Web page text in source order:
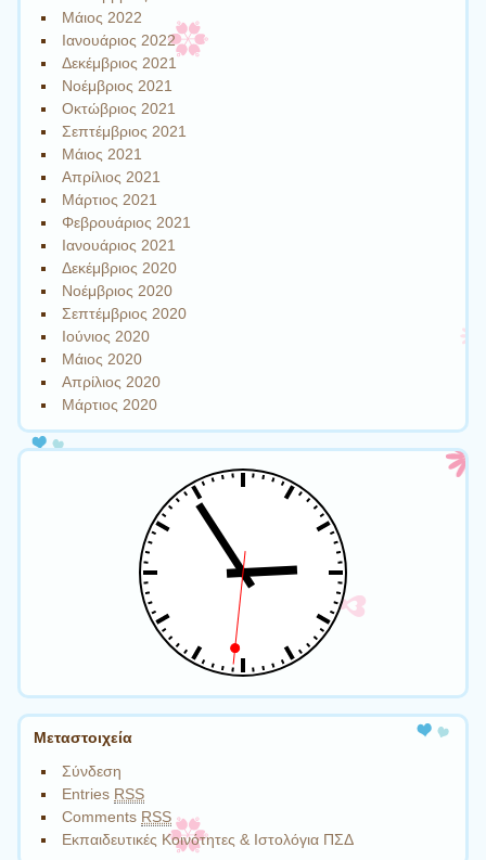
Μάιος 2022
Ιανουάριος 2022
Δεκέμβριος 2021
Νοέμβριος 2021
Οκτώβριος 2021
Σεπτέμβριος 2021
Μάιος 2021
Απρίλιος 2021
Μάρτιος 2021
Φεβρουάριος 2021
Ιανουάριος 2021
Δεκέμβριος 2020
Νοέμβριος 2020
Σεπτέμβριος 2020
Ιούνιος 2020
Μάιος 2020
Απρίλιος 2020
Μάρτιος 2020
Μεταστοιχεία
Σύνδεση
Entries RSS
Comments RSS
Εκπαιδευτικές Κοινότητες & Ιστολόγια ΠΣΔ